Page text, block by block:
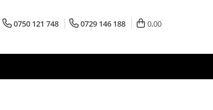
0750 121 748 0729 146 188 0,00